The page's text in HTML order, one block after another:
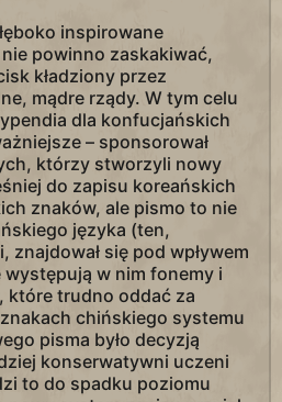
inspirowane
powinno zaskakiwać,
kładziony przez
mądre rządy. W tym celu
dla konfucjańskich
– sponsorował
którzy stworzyli nowy
do zapisu koreańskich
znaków, ale pismo to nie
języka (ten,
znajdował się pod wpływem
w nim fonemy i
które trudno oddać za
chińskiego systemu
pisma było decyzją
konserwatywni uczeni
to do spadku poziomu